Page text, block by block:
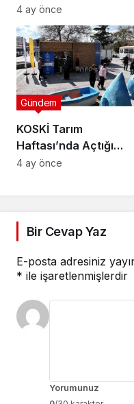
Muhtarlara Toplumsal
Cinsiyet Eşitliği
Semineri
4 ay önce
KOSKİ Tarım
Haftası’nda Açtığı
Stantta Su Tasarrufu
Gündem
4 ay önce
Bir Cevap Yaz
E-posta adresiniz
* ile işaretlenmişlerdir
Yorumunuz